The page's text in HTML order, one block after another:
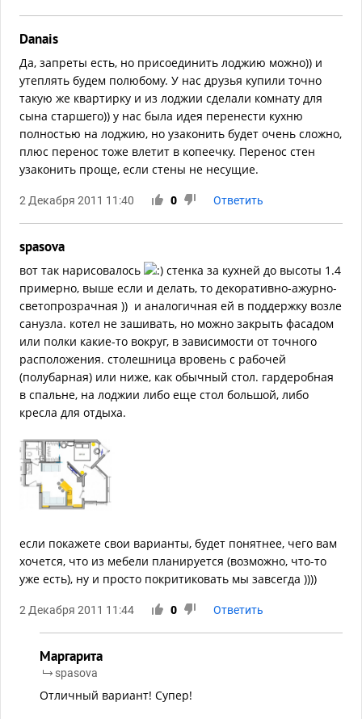
Danais
Да, запреты есть, но присоединить лоджию можно)) и
утеплять будем полюбому. У нас друзья купили точно
такую же квартирку и из лоджии сделали комнату для
сына старшего)) у нас была идея перенести кухню
полностью на лоджию, но узаконить будет очень сложно,
плюс перенос тоже влетит в копеечку. Перенос стен
узаконить проще, если стены не несущие.
2 Декабря 2011 11:40 0 Ответить
spasova
вот так нарисовалось
стенка за кухней до высоты 1.4
примерно, выше если и делать, то декоративно-ажурно-
светопрозрачная )) и аналогичная ей в поддержку возле
санузла. котел не зашивать, но можно закрыть фасадом
или полки какие-то вокруг, в зависимости от точного
расположения. столешница вровень с рабочей
(полубарная) или ниже, как обычный стол. гардеробная
в спальне, на лоджии либо еще стол большой, либо
кресла для отдыха.
если покажете свои варианты, будет понятнее, чего вам
хочется, что из мебели планируется (возможно, что-то
уже есть), ну и просто покритиковать мы завсегда ))))
2 Декабря 2011 11:44 0 Ответить
Маргарита
spasova
Отличный вариант! Супер!